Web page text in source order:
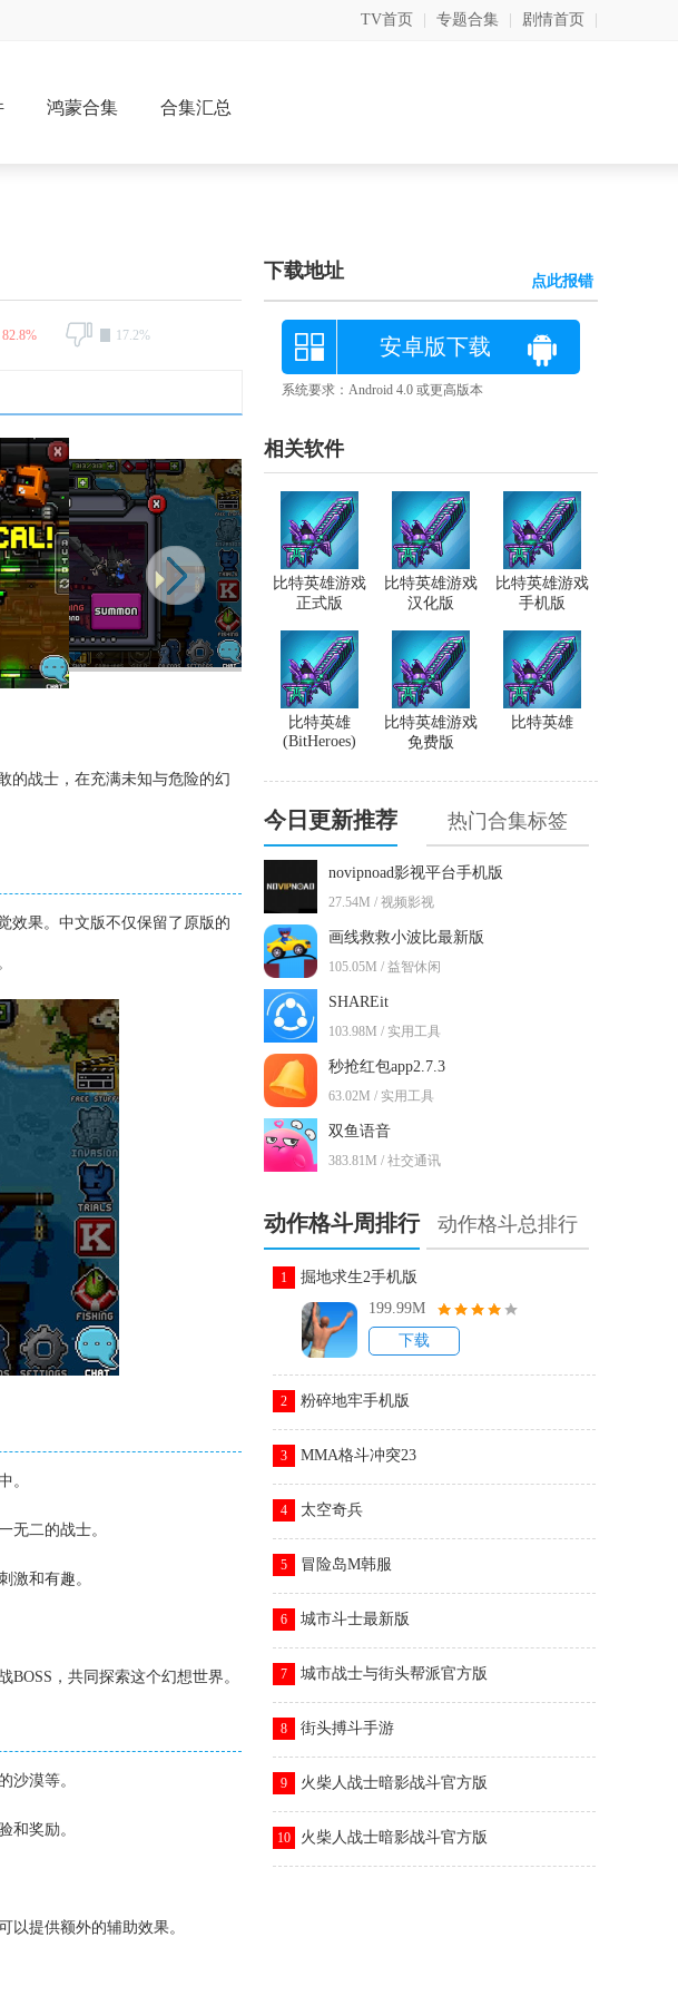
TV首页 专题合集 剧情首页
鸿蒙合集 合集汇总
82.8% 17.2%
的战士，在充满未知与危险的幻
效果。中文版不仅保留了原版的
。
无二的战士。
激和有趣。
，共同探索这个幻想世界。
沙漠等。
和奖励。
以提供额外的辅助效果。
下载地址 点此报错
安卓版下载
系统要求：Android 4.0 或更高版本
相关软件
比特英雄游戏
手机版
比特英雄游戏
汉化版
比特英雄游戏
正式版
比特英雄
比特英雄游戏
免费版
比特英雄
(BitHeroes)
今日更新推荐 热门合集标签
novipnoad影视平台手机版
27.54M / 视频影视
画线救救小波比最新版
105.05M / 益智休闲
SHAREit
103.98M / 实用工具
秒抢红包app2.7.3
63.02M / 实用工具
双鱼语音
383.81M / 社交通讯
动作格斗周排行 动作格斗总排行
1
掘地求生2手机版
199.99M
下载
2 粉碎地牢手机版
3 MMA格斗冲突23
4 太空奇兵
5 冒险岛M韩服
6 城市斗士最新版
7 城市战士与街头帮派官方版
8 街头搏斗手游
9 火柴人战士暗影战斗官方版
10 火柴人战士暗影战斗官方版